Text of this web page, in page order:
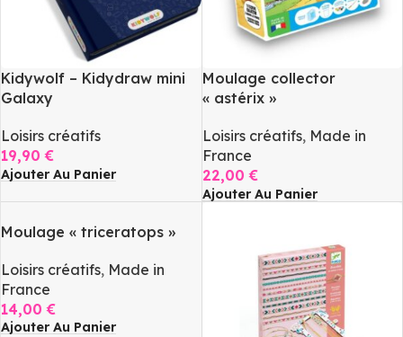
Kidywolf – Kidydraw mini
Galaxy
Loisirs créatifs
19,90€
Ajouter Au Panier
Moulage collector
« astérix »
Loisirs créatifs, Made in
France
22,00€
Ajouter Au Panier
Moulage « triceratops »
Loisirs créatifs, Made in
France
14,00€
Ajouter Au Panier